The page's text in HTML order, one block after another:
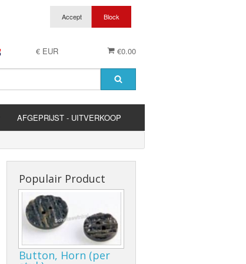
€0.00
€ EUR
AFGEPRIJST - UITVERKOOP
Populair Product
Button, Horn (per